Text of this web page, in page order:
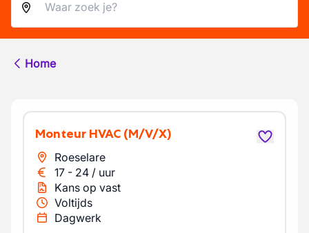
Home
Monteur HVAC (M/V/X)
Roeselare
17 - 24 / uur
Kans op vast
Voltijds
Dagwerk